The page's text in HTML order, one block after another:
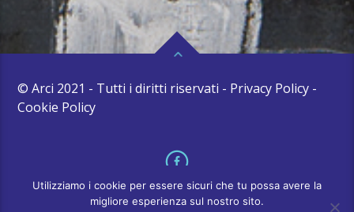
© Arci 2021 - Tutti i diritti riservati - Privacy Policy -
Cookie Policy
Utilizziamo i cookie per essere sicuri che tu possa avere la
migliore esperienza sul nostro sito.